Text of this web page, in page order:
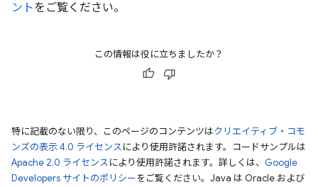
ントをご覧ください。
この情報は役に立ちましたか？
特に記載のない限り、このページのコンテンツはクリエイティブ・コモ
ンズの表示 4.0 ライセンスにより使用許諾されます。コードサンプルは
Apache 2.0 ライセンスにより使用許諾されます。詳しくは、 Google
Developers サイトのポリシーをご覧ください。Java は Oracle および